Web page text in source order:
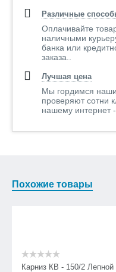
Различные
Оплачивайте
наличными
банка или
заказа..
Лучшая цена
Мы гордимся
проверяют сотни
нашему интернет
Похожие товары
Карниз КВ - 150/2